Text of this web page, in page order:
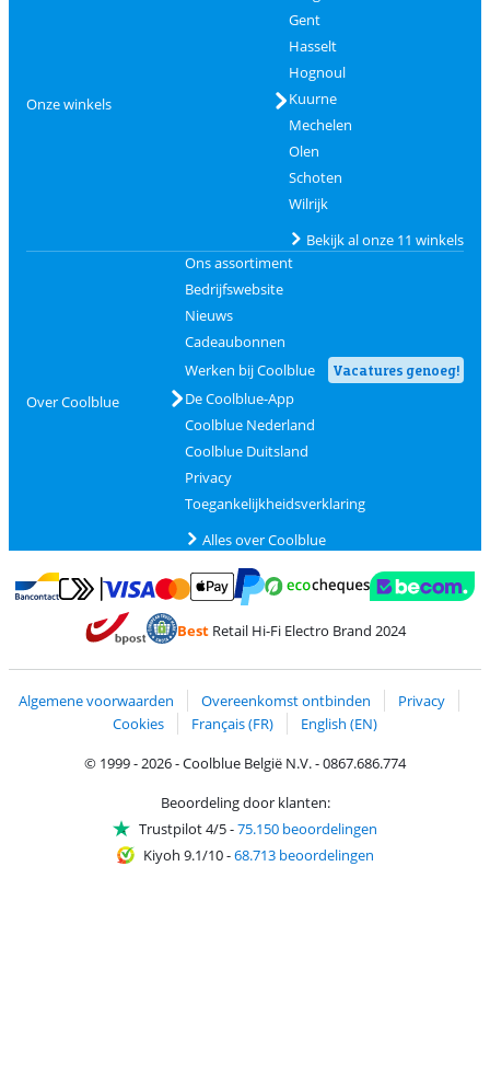
Onze winkels
Gent
Hasselt
Hognoul
Kuurne
Mechelen
Olen
Schoten
Wilrijk
Bekijk al onze 11 winkels
Over Coolblue
Ons assortiment
Bedrijfswebsite
Nieuws
Cadeaubonnen
Werken bij Coolblue
Vacatures genoeg!
De Coolblue-App
Coolblue Nederland
Coolblue Duitsland
Privacy
Toegankelijkheidsverklaring
Alles over Coolblue
Betalen met Bancontact
Betalen met MasterCard en Visa via ClickToPay
Betalen met PayPal
BestRetail Hi-Fi Electro Brand 2024
Algemene voorwaarden Overeenkomst ontbinden
Privacy
Cookies
Français (FR)
English (EN)
© 1999 - 2026 - Coolblue België N.V. - 0867.686.774
Beoordeling door klanten:
Trustpilot 4/5-75.150 beoordelingen
Kiyoh 9.1/10-68.713 beoordelingen